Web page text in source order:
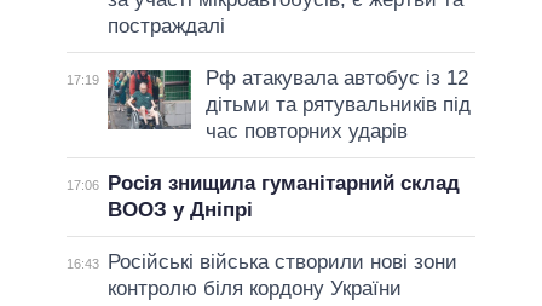
постраждалі
17:19
Рф атакувала автобус із 12
дітьми та рятувальників під
час повторних ударів
17:06
Росія знищила гуманітарний склад
ВООЗ у Дніпрі
16:43
Російські війська створили нові зони
контролю біля кордону України